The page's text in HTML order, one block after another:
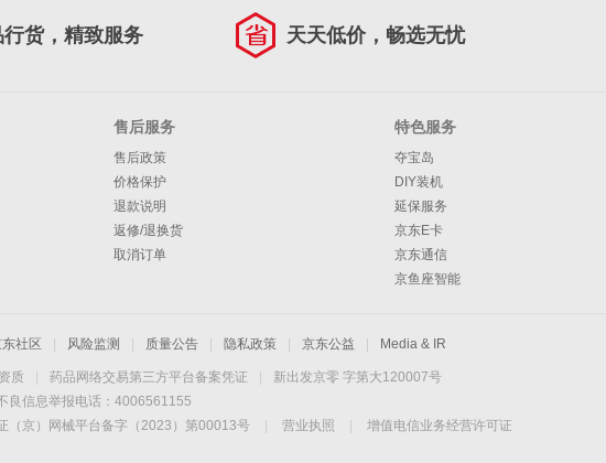
行货，精致服务 天天低价，畅选无忧
售后服务
售后政策
价格保护
退款说明
返修/退换货
取消订单
特色服务
夺宝岛
DIY装机
延保服务
京东E卡
京东通信
京鱼座智能
社区 风险监测 质量公告 隐私政策 京东公益 Media & IR
质 药品网络交易第三方平台备案凭证
新出发京零 字第大120007号
良信息举报电话：4006561155
（京）网械平台备字（2023）第00013号 营业执照
增值电信业务经营许可证